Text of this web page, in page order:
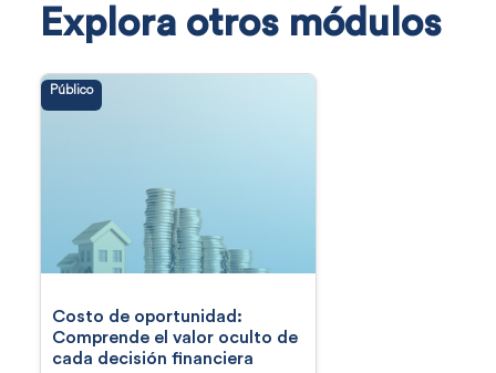
Explora otros módulos
Público
Costo de oportunidad:
Comprende el valor oculto de
cada decisión financiera